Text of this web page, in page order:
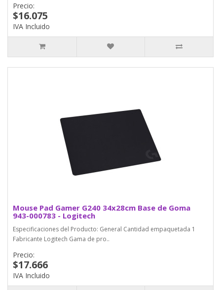
Precio:
$16.075
IVA Incluido
Mouse Pad Gamer G240 34x28cm Base de Goma
943-000783 - Logitech
Especificaciones del Producto: General Cantidad empaquetada 1
Fabricante Logitech Gama de pro..
Precio:
$17.666
IVA Incluido